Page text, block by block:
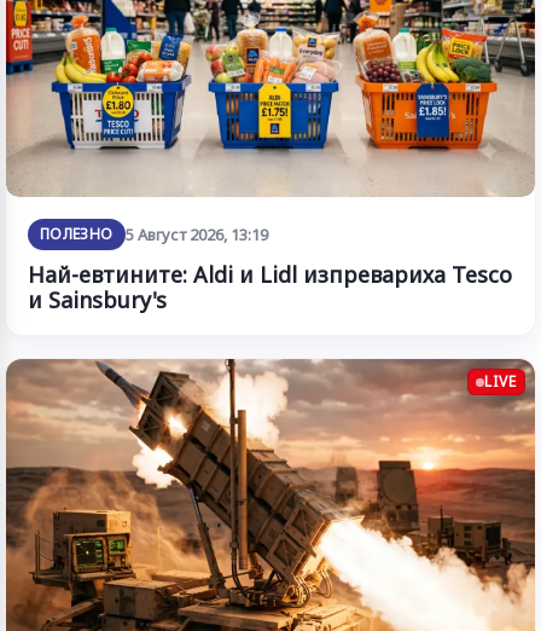
ПОЛЕЗНО 5 Август 2026, 13:19
Най-евтините: Aldi и Lidl изпревариха Tesco
и Sainsbury's
LIVE